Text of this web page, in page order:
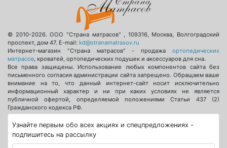
© 2010-2026.ООО "Страна матрасов" , 109316, Москва, Волгоградский
проспект, дом 47. E-mail: kd@stranamatrasov.ru
Интернет-магазин "Страна матрасов" - продажа ортопедических
матрасов, кроватей, ортопедических подушек и аксессуаров для сна.
Все права защищены. Использование любых компонентов сайта без
письменного согласия администрации сайта запрещено. Обращаем ваше
внимание на то, что данный интернет-сайт носит исключительно
информационный характер и ни при каких условиях не является
публичной офертой, определяемой положениями Статьи 437 (2)
Гражданского кодекса РФ.
Узнайте первым обо всех акциях и спецпредложениях -
подпишитесь на рассылку